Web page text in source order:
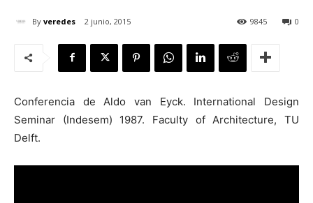
By veredes 2 junio, 2015 0
9845
Conferencia de Aldo van Eyck. International Design
Seminar (Indesem) 1987. Faculty of Architecture, TU
Delft.